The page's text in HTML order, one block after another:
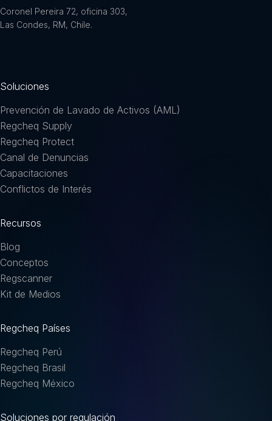
Coronel Pereira 72, oficina 303,
Las Condes, RM, Chile.
Soluciones
Prevención de Lavado de Activos (AML)
Regcheq Supply
Regcheq Protect
Canal de Denuncias
Capacitaciones
Conflictos de Interés
Recursos
Blog
Conceptos
Regscanner
Kit de Medios
Regcheq Países
Regcheq Perú
Regcheq Brasil
Regcheq México
Soluciones por regulación